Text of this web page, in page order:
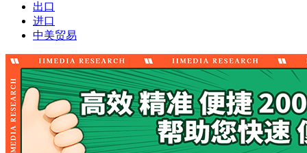
出口
进口
中美贸易